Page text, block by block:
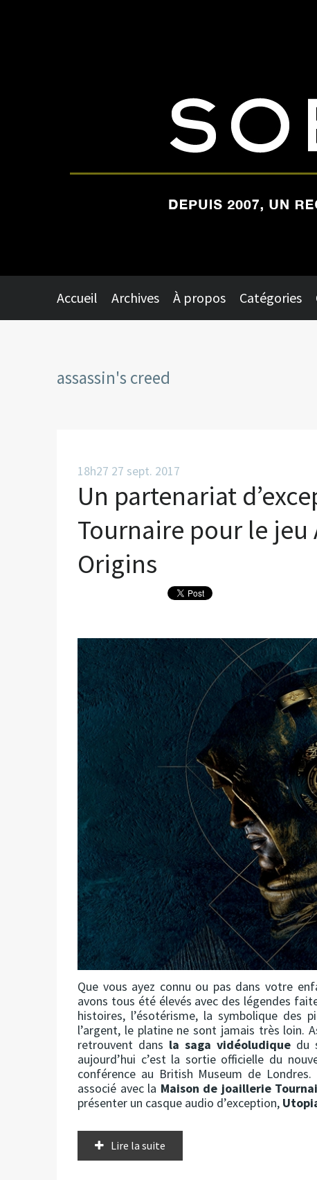
Accueil Archives À propos Catégories
assassin's creed
18h27 27 sept. 2017
Un partenariat
Tournaire pour le jeu
Origins
Que vous ayez connu ou pas dans votre
avons tous été élevés avec des légendes
histoires, l’ésotérisme, la symbolique des
l’argent, le platine ne sont jamais très loin.
retrouvent dans la saga vidéoludique du
aujourd’hui c’est la sortie officielle du
conférence au British Museum de
associé avec la Maison de joaillerie
présenter un casque audio d’exception,
Lire la suite